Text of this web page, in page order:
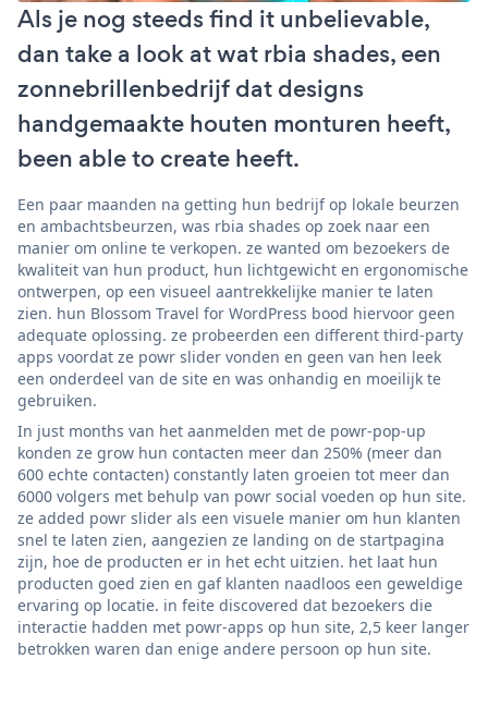
Als je nog steeds find it unbelievable,
dan take a look at wat rbia shades, een
zonnebrillenbedrijf dat designs
handgemaakte houten monturen heeft,
been able to create heeft.
Een paar maanden na getting hun bedrijf op lokale beurzen
en ambachtsbeurzen, was rbia shades op zoek naar een
manier om online te verkopen. ze wanted om bezoekers de
kwaliteit van hun product, hun lichtgewicht en ergonomische
ontwerpen, op een visueel aantrekkelijke manier te laten
zien. hun Blossom Travel for WordPress bood hiervoor geen
adequate oplossing. ze probeerden een different third-party
apps voordat ze powr slider vonden en geen van hen leek
een onderdeel van de site en was onhandig en moeilijk te
gebruiken.
In just months van het aanmelden met de powr-pop-up
konden ze grow hun contacten meer dan 250% (meer dan
600 echte contacten) constantly laten groeien tot meer dan
6000 volgers met behulp van powr social voeden op hun site.
ze added powr slider als een visuele manier om hun klanten
snel te laten zien, aangezien ze landing on de startpagina
zijn, hoe de producten er in het echt uitzien. het laat hun
producten goed zien en gaf klanten naadloos een geweldige
ervaring op locatie. in feite discovered dat bezoekers die
interactie hadden met powr-apps op hun site, 2,5 keer langer
betrokken waren dan enige andere persoon op hun site.